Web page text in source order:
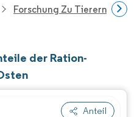
Forschung Zu
der Ration-
Anteil